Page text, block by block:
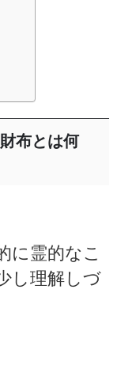
布とは何
に霊的なこ
し理解しづ